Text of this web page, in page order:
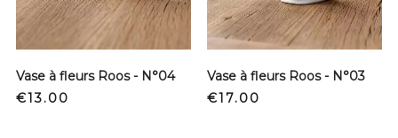
Vase à fleurs Roos - N°04
Price
€13.00
Vase à fleurs Roos - N°03
Price
€17.00